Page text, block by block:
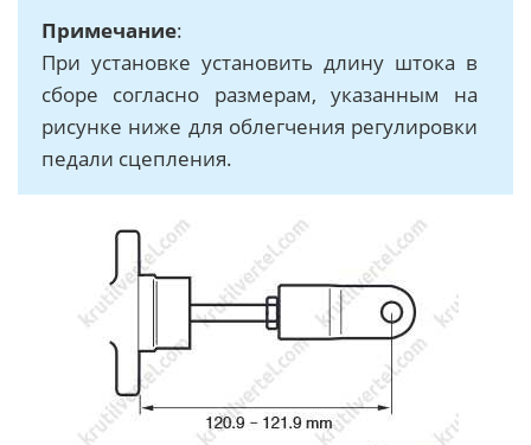
Примечание:
При установке установить длину штока в
сборе согласно размерам, указанным на
рисунке ниже для облегчения регулировки
педали сцепления.